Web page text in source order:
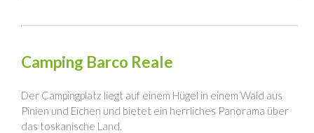
Camping Barco Reale
Der Campingplatz liegt auf einem Hügel in einem Wald aus
Pinien und Eichen und bietet ein herrliches Panorama über
das toskanische Land.